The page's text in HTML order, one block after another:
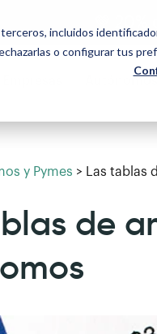
incluidos
o configurar tus
Autónomos
y Pymes > Las tablas
de